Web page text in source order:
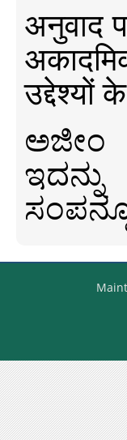
अनुवाद
उद्देश्यों
ಅಜೀಂ